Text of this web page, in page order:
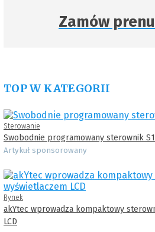
Zamów
TOP W KATEGORII
Sterowanie
Swobodnie programowany sterownik
Artykuł sponsorowany
Rynek
akYtec wprowadza kompaktowy
LCD